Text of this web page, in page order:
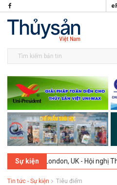
Sự kiện
London, UK - Hội nghị Thượng
Tin tức - Sự kiện Tiêu điểm